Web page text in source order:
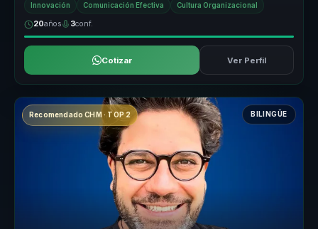
Innovación Comunicación Efectiva Cultura Organizacional
20años 3conf.
Cotizar Ver Perfil
Recomendado CHM · TOP 2 BILINGÜE